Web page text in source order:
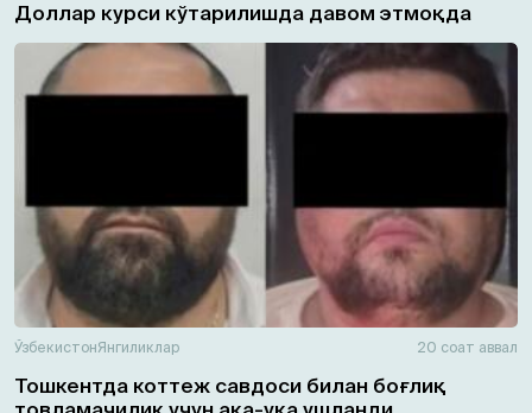
Доллар курси кўтарилишда давом этмоқда
ЎзбекистонЯнгиликлар 20 соат аввал
Тошкентда коттеж савдоси билан боғлиқ